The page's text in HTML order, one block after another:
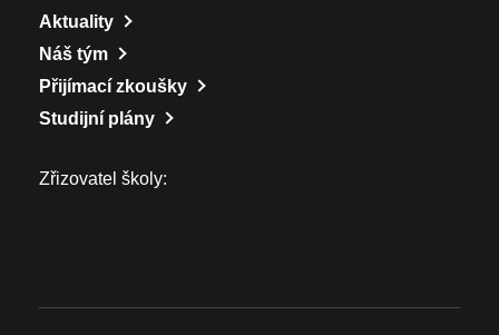
Aktuality
Náš tým
Přijímací zkoušky
Studijní plány
Zřizovatel školy: